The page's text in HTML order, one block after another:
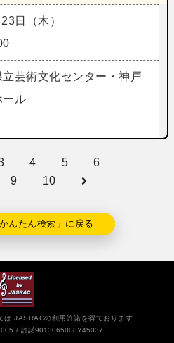
日（木）
立芸術文化センター・神戸
ール
4 5
6
9 10
んたん検索」に戻る
は JASRACの利用許諾を得ております
許諾9013065008Y45037